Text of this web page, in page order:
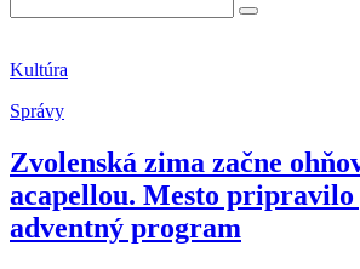
Kultúra
Správy
Zvolenská zima začne
acapellou. Mesto pripravilo
adventný program